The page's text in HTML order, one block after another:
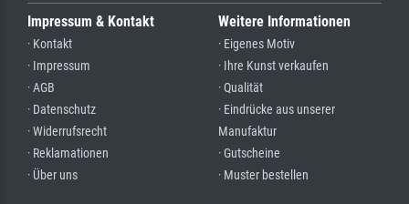
Impressum & Kontakt
· Kontakt
· Impressum
· AGB
· Datenschutz
· Widerrufsrecht
· Reklamationen
· Über uns
Weitere Informationen
· Eigenes Motiv
· Ihre Kunst verkaufen
· Qualität
· Eindrücke aus unserer
Manufaktur
· Gutscheine
· Muster bestellen